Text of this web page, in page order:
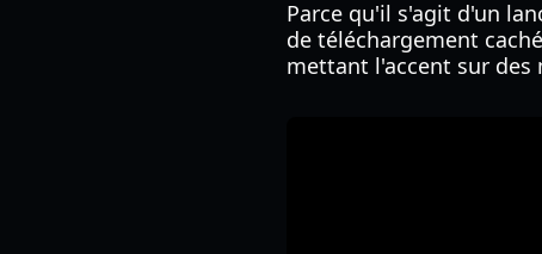
Parce qu'il s'agit d'un
de téléchargement
mettant l'accent sur des